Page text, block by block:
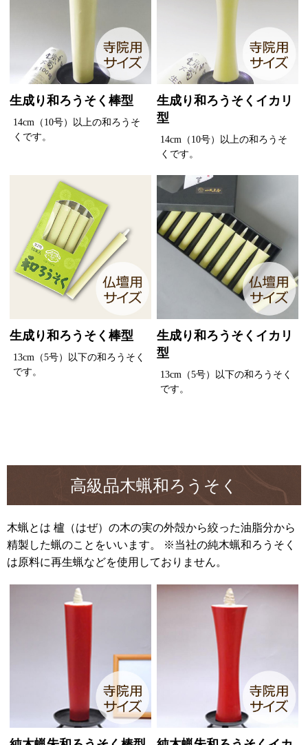
生成り和ろうそく棒型
14cm（10号）以上の和ろうそ
くです。
生成り和ろうそくイカリ
型
14cm（10号）以上の和ろうそ
くです。
生成り和ろうそく棒型
13cm（5号）以下の和ろうそく
です。
生成り和ろうそくイカリ
型
13cm（5号）以下の和ろうそく
です。
高級品木蝋和ろうそく
木蝋とは 櫨（はぜ）の木の実の外殻から絞った油脂分から
精製した蝋のことをいいます。 ※当社の純木蝋和ろうそく
は原料に再生蝋などを使用しておりません。